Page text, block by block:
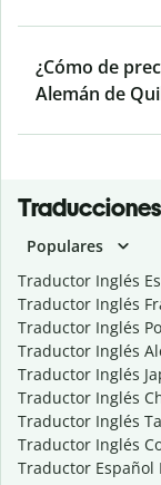
¿Cómo de
Alemán de
Populares
Traductor Inglés
Traductor Inglés
Traductor Inglés
Traductor Inglés
Traductor Inglés
Traductor Inglés
Traductor Inglés
Traductor Inglés
Traductor Español